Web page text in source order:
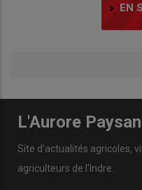
EN
L'Aurore
Site d'actualités agricoles,
agriculteurs de l'Indre.